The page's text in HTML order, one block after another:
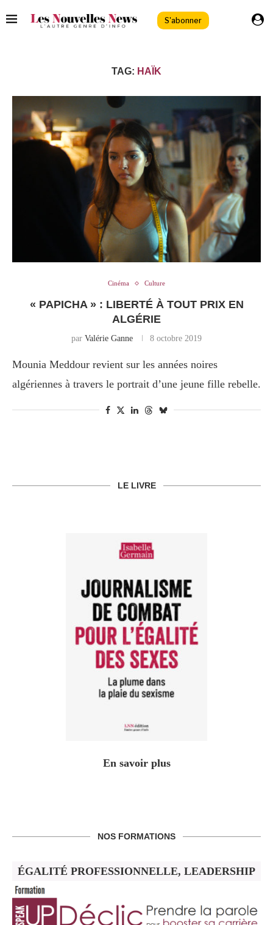
S'abonner
TAG: HAÏK
Cinéma Culture
« PAPICHA » : LIBERTÉ À TOUT PRIX EN
ALGÉRIE
par Valérie Ganne 8 octobre 2019
Mounia Meddour revient sur les années noires
algériennes à travers le portrait d’une jeune fille rebelle.
LE LIVRE
En savoir plus
NOS FORMATIONS
ÉGALITÉ PROFESSIONNELLE, LEADERSHIP